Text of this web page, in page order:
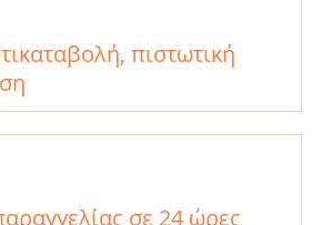
πιστωτική
σε 24 ώρες